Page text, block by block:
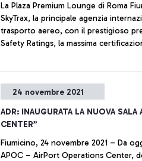
La Plaza Premium Lounge di Roma
SkyTrax, la principale agenzia
trasporto aereo, con il prestigioso
Safety Ratings, la massima
24 novembre 2021
ADR: INAUGURATA LA NUOVA
CENTER”
Fiumicino, 24 novembre 2021 – Da
APOC – AirPort Operations Center,